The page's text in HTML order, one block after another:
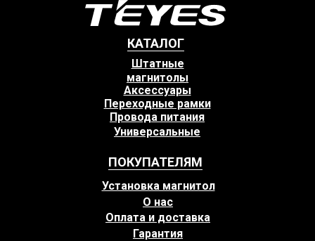
ПОКУПАТЕЛЯМ
КАТАЛОГ
Аксессуары
Провода питания
Штатные
магнитолы
Переходные рамки
Универсальные
Установка магнитол
Оплата и доставка
О нас
Гарантия